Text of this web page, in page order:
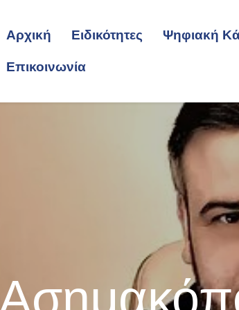
Αρχική Ειδικότητες Ψηφιακή
Επικοινωνία